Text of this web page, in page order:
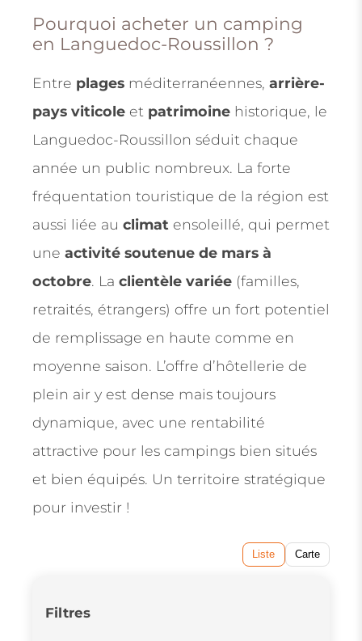
Pourquoi acheter un camping
en Languedoc-Roussillon ?
Entre plages méditerranéennes, arrière-
pays viticole et patrimoine historique, le
Languedoc-Roussillon séduit chaque
année un public nombreux. La forte
fréquentation touristique de la région est
aussi liée au climat ensoleillé, qui permet
une activité soutenue de mars à
octobre. La clientèle variée (familles,
retraités, étrangers) offre un fort potentiel
de remplissage en haute comme en
moyenne saison. L’offre d’hôtellerie de
plein air y est dense mais toujours
dynamique, avec une rentabilité
attractive pour les campings bien situés
et bien équipés. Un territoire stratégique
pour investir !
Liste Carte
Filtres